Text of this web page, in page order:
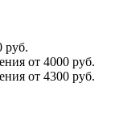
руб.
от 4000 руб.
от 4300 руб.